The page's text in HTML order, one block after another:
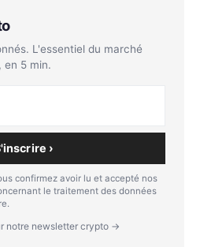
L'essentiel du marché
en 5 min.
›
confirmez avoir lu et accepté nos
le traitement des données
notre newsletter crypto →